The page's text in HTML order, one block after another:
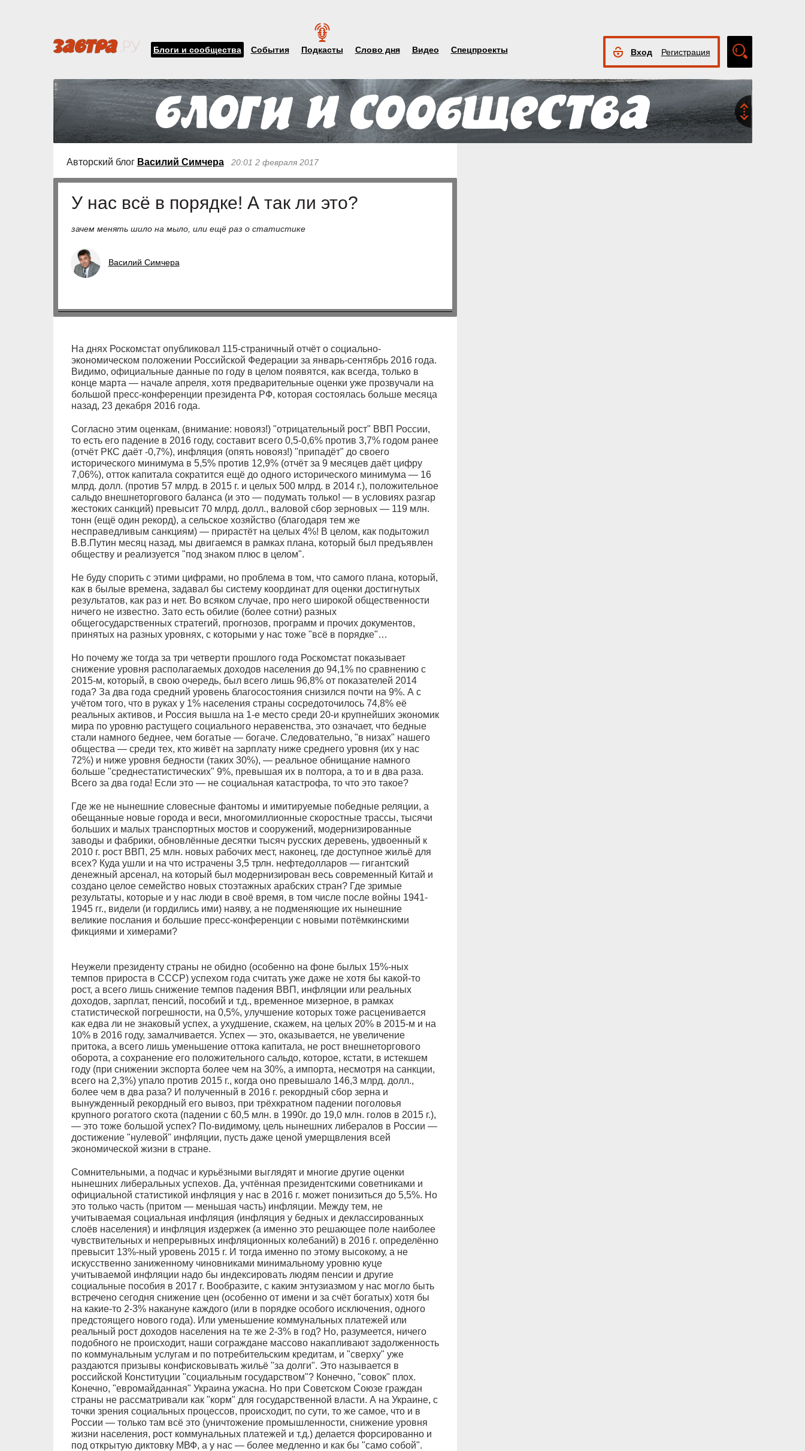
Блоги и сообщества События Подкасты Слово дня Видео Спецпроекты Вход Регистрация
поиск
Авторский блог Василий Симчера 20:01 2 февраля 2017
У нас всё в порядке! А так ли это?
зачем менять шило на мыло, или ещё раз о статистике
Василий Симчера
На днях Роскомстат опубликовал 115-страничный отчёт о социально-
экономическом положении Российской Федерации за январь-сентябрь 2016 года.
Видимо, официальные данные по году в целом появятся, как всегда, только в
конце марта — начале апреля, хотя предварительные оценки уже прозвучали на
большой пресс-конференции президента РФ, которая состоялась больше месяца
назад, 23 декабря 2016 года.
Согласно этим оценкам, (внимание: новояз!) "отрицательный рост" ВВП России,
то есть его падение в 2016 году, составит всего 0,5-0,6% против 3,7% годом ранее
(отчёт РКС даёт -0,7%), инфляция (опять новояз!) "припадёт" до своего
исторического минимума в 5,5% против 12,9% (отчёт за 9 месяцев даёт цифру
7,06%), отток капитала сократится ещё до одного исторического минимума — 16
млрд. долл. (против 57 млрд. в 2015 г. и целых 500 млрд. в 2014 г.), положительное
сальдо внешнеторгового баланса (и это — подумать только! — в условиях разгар
жестоких санкций) превысит 70 млрд. долл., валовой сбор зерновых — 119 млн.
тонн (ещё один рекорд), а сельское хозяйство (благодаря тем же
несправедливым санкциям) — прирастёт на целых 4%! В целом, как подытожил
В.В.Путин месяц назад, мы двигаемся в рамках плана, который был предъявлен
обществу и реализуется "под знаком плюс в целом".
Не буду спорить с этими цифрами, но проблема в том, что самого плана, который,
как в былые времена, задавал бы систему координат для оценки достигнутых
результатов, как раз и нет. Во всяком случае, про него широкой общественности
ничего не известно. Зато есть обилие (более сотни) разных
общегосударственных стратегий, прогнозов, программ и прочих документов,
принятых на разных уровнях, с которыми у нас тоже "всё в порядке"…
Но почему же тогда за три четверти прошлого года Роскомстат показывает
снижение уровня располагаемых доходов населения до 94,1% по сравнению с
2015-м, который, в свою очередь, был всего лишь 96,8% от показателей 2014
года? За два года средний уровень благосостояния снизился почти на 9%. А с
учётом того, что в руках у 1% населения страны сосредоточилось 74,8% её
реальных активов, и Россия вышла на 1-е место среди 20‑и крупнейших экономик
мира по уровню растущего социального неравенства, это означает, что бедные
стали намного беднее, чем богатые — богаче. Следовательно, "в низах" нашего
общества — среди тех, кто живёт на зарплату ниже среднего уровня (их у нас
72%) и ниже уровня бедности (таких 30%), — реальное обнищание намного
больше "среднестатистических" 9%, превышая их в полтора, а то и в два раза.
Всего за два года! Если это — не социальная катастрофа, то что это такое?
Где же не нынешние словесные фантомы и имитируемые победные реляции, а
обещанные новые города и веси, многомиллионные скоростные трассы, тысячи
больших и малых транспортных мостов и сооружений, модернизированные
заводы и фабрики, обновлённые десятки тысяч русских деревень, удвоенный к
2010 г. рост ВВП, 25 млн. новых рабочих мест, наконец, где доступное жильё для
всех? Куда ушли и на что истрачены 3,5 трлн. нефтедолларов — гигантский
денежный арсенал, на который был модернизирован весь современный Китай и
создано целое семейство новых стоэтажных арабских стран? Где зримые
результаты, которые и у нас люди в своё время, в том числе после войны 1941-
1945 гг., видели (и гордились ими) наяву, а не подменяющие их нынешние
великие послания и большие пресс-конференции с новыми потёмкинскими
фикциями и химерами?
Неужели президенту страны не обидно (особенно на фоне былых 15%-ных
темпов прироста в СССР) успехом года считать уже даже не хотя бы какой-то
рост, а всего лишь снижение темпов падения ВВП, инфляции или реальных
доходов, зарплат, пенсий, пособий и т.д., временное мизерное, в рамках
статистической погрешности, на 0,5%, улучшение которых тоже расценивается
как едва ли не знаковый успех, а ухудшение, скажем, на целых 20% в 2015-м и на
10% в 2016 году, замалчивается. Успех — это, оказывается, не увеличение
притока, а всего лишь уменьшение оттока капитала, не рост внешнеторгового
оборота, а сохранение его положительного сальдо, которое, кстати, в истекшем
году (при снижении экспорта более чем на 30%, а импорта, несмотря на санкции,
всего на 2,3%) упало против 2015 г., когда оно превышало 146,3 млрд. долл.,
более чем в два раза? И полученный в 2016 г. рекордный сбор зерна и
вынужденный рекордный его вывоз, при трёхкратном падении поголовья
крупного рогатого скота (падении с 60,5 млн. в 1990г. до 19,0 млн. голов в 2015 г.),
— это тоже большой успех? По-видимому, цель нынешних либералов в России —
достижение "нулевой" инфляции, пусть даже ценой умерщвления всей
экономической жизни в стране.
Сомнительными, а подчас и курьёзными выглядят и многие другие оценки
нынешних либеральных успехов. Да, учтённая президентскими советниками и
официальной статистикой инфляция у нас в 2016 г. может понизиться до 5,5%. Но
это только часть (притом — меньшая часть) инфляции. Между тем, не
учитываемая социальная инфляция (инфляция у бедных и деклассированных
слоёв населения) и инфляция издержек (а именно это решающее поле наиболее
чувствительных и непрерывных инфляционных колебаний) в 2016 г. определённо
превысит 13%-ный уровень 2015 г. И тогда именно по этому высокому, а не
искусственно заниженному чиновниками минимальному уровню куце
учитываемой инфляции надо бы индексировать людям пенсии и другие
социальные пособия в 2017 г. Вообразите, с каким энтузиазмом у нас могло быть
встречено сегодня снижение цен (особенно от имени и за счёт богатых) хотя бы
на какие-то 2-3% накануне каждого (или в порядке особого исключения, одного
предстоящего нового года). Или уменьшение коммунальных платежей или
реальный рост доходов населения на те же 2-3% в год? Но, разумеется, ничего
подобного не происходит, наши сограждане массово накапливают задолженность
по коммунальным услугам и по потребительским кредитам, и "сверху" уже
раздаются призывы конфисковывать жильё "за долги". Это называется в
российской Конституции "социальным государством"? Конечно, "совок" плох.
Конечно, "евромайданная" Украина ужасна. Но при Советском Союзе граждан
страны не рассматривали как "корм" для государственной власти. А на Украине, с
точки зрения социальных процессов, происходит, по сути, то же самое, что и в
России — только там всё это (уничтожение промышленности, снижение уровня
жизни населения, рост коммунальных платежей и т.д.) делается форсированно и
под открытую диктовку МВФ, а у нас — более медленно и как бы "само собой".